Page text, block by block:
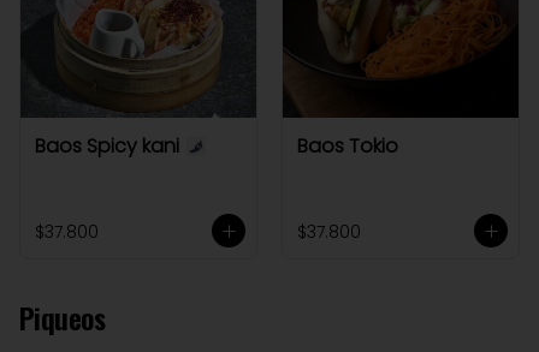
Baos Spicy kani
$37.800
Baos Tokio
$37.800
Piqueos